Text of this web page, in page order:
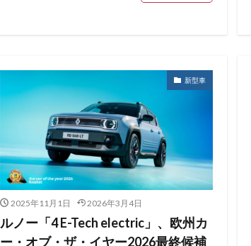
新型車
2025年11月1日 2026年3月4日
ルノー「4 E-Tech electric」、欧州カ
ー・オブ・ザ・イヤー2026最終候補